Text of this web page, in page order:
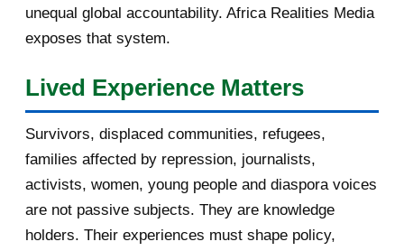
November 2016 1
October 2016
September 2016 3
August 2016
unequal global accountability. Africa Realities Media
exposes that system.
Lived Experience Matters
Survivors, displaced communities, refugees,
families affected by repression, journalists,
activists, women, young people and diaspora voices
are not passive subjects. They are knowledge
holders. Their experiences must shape policy,